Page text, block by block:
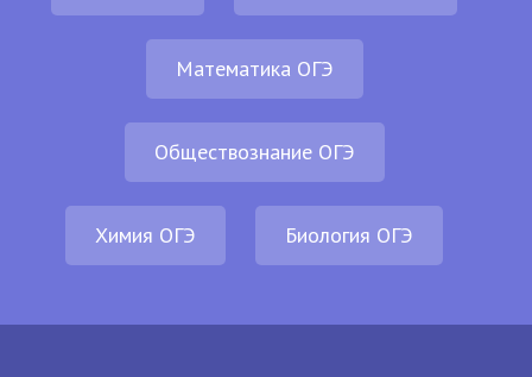
Математика ОГЭ
Обществознание ОГЭ
Химия ОГЭ Биология ОГЭ